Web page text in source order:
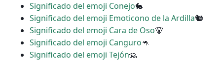
Significado del emoji Conejo🐇
Significado del emoji Emoticono de la Ardilla🐿
Significado del emoji Cara de Oso🐻
Significado del emoji Canguro🦘
Significado del emoji Tejón🦡